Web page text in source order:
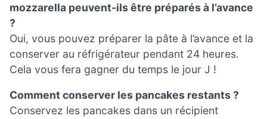
mozzarella peuvent-ils être préparés à l’avance
?
Oui, vous pouvez préparer la pâte à l’avance et la
conserver au réfrigérateur pendant 24 heures.
Cela vous fera gagner du temps le jour J !
Comment conserver les pancakes restants ?
Conservez les pancakes dans un récipient